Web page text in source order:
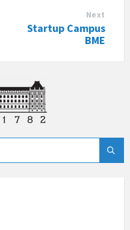
Next
Startup Campus
BME